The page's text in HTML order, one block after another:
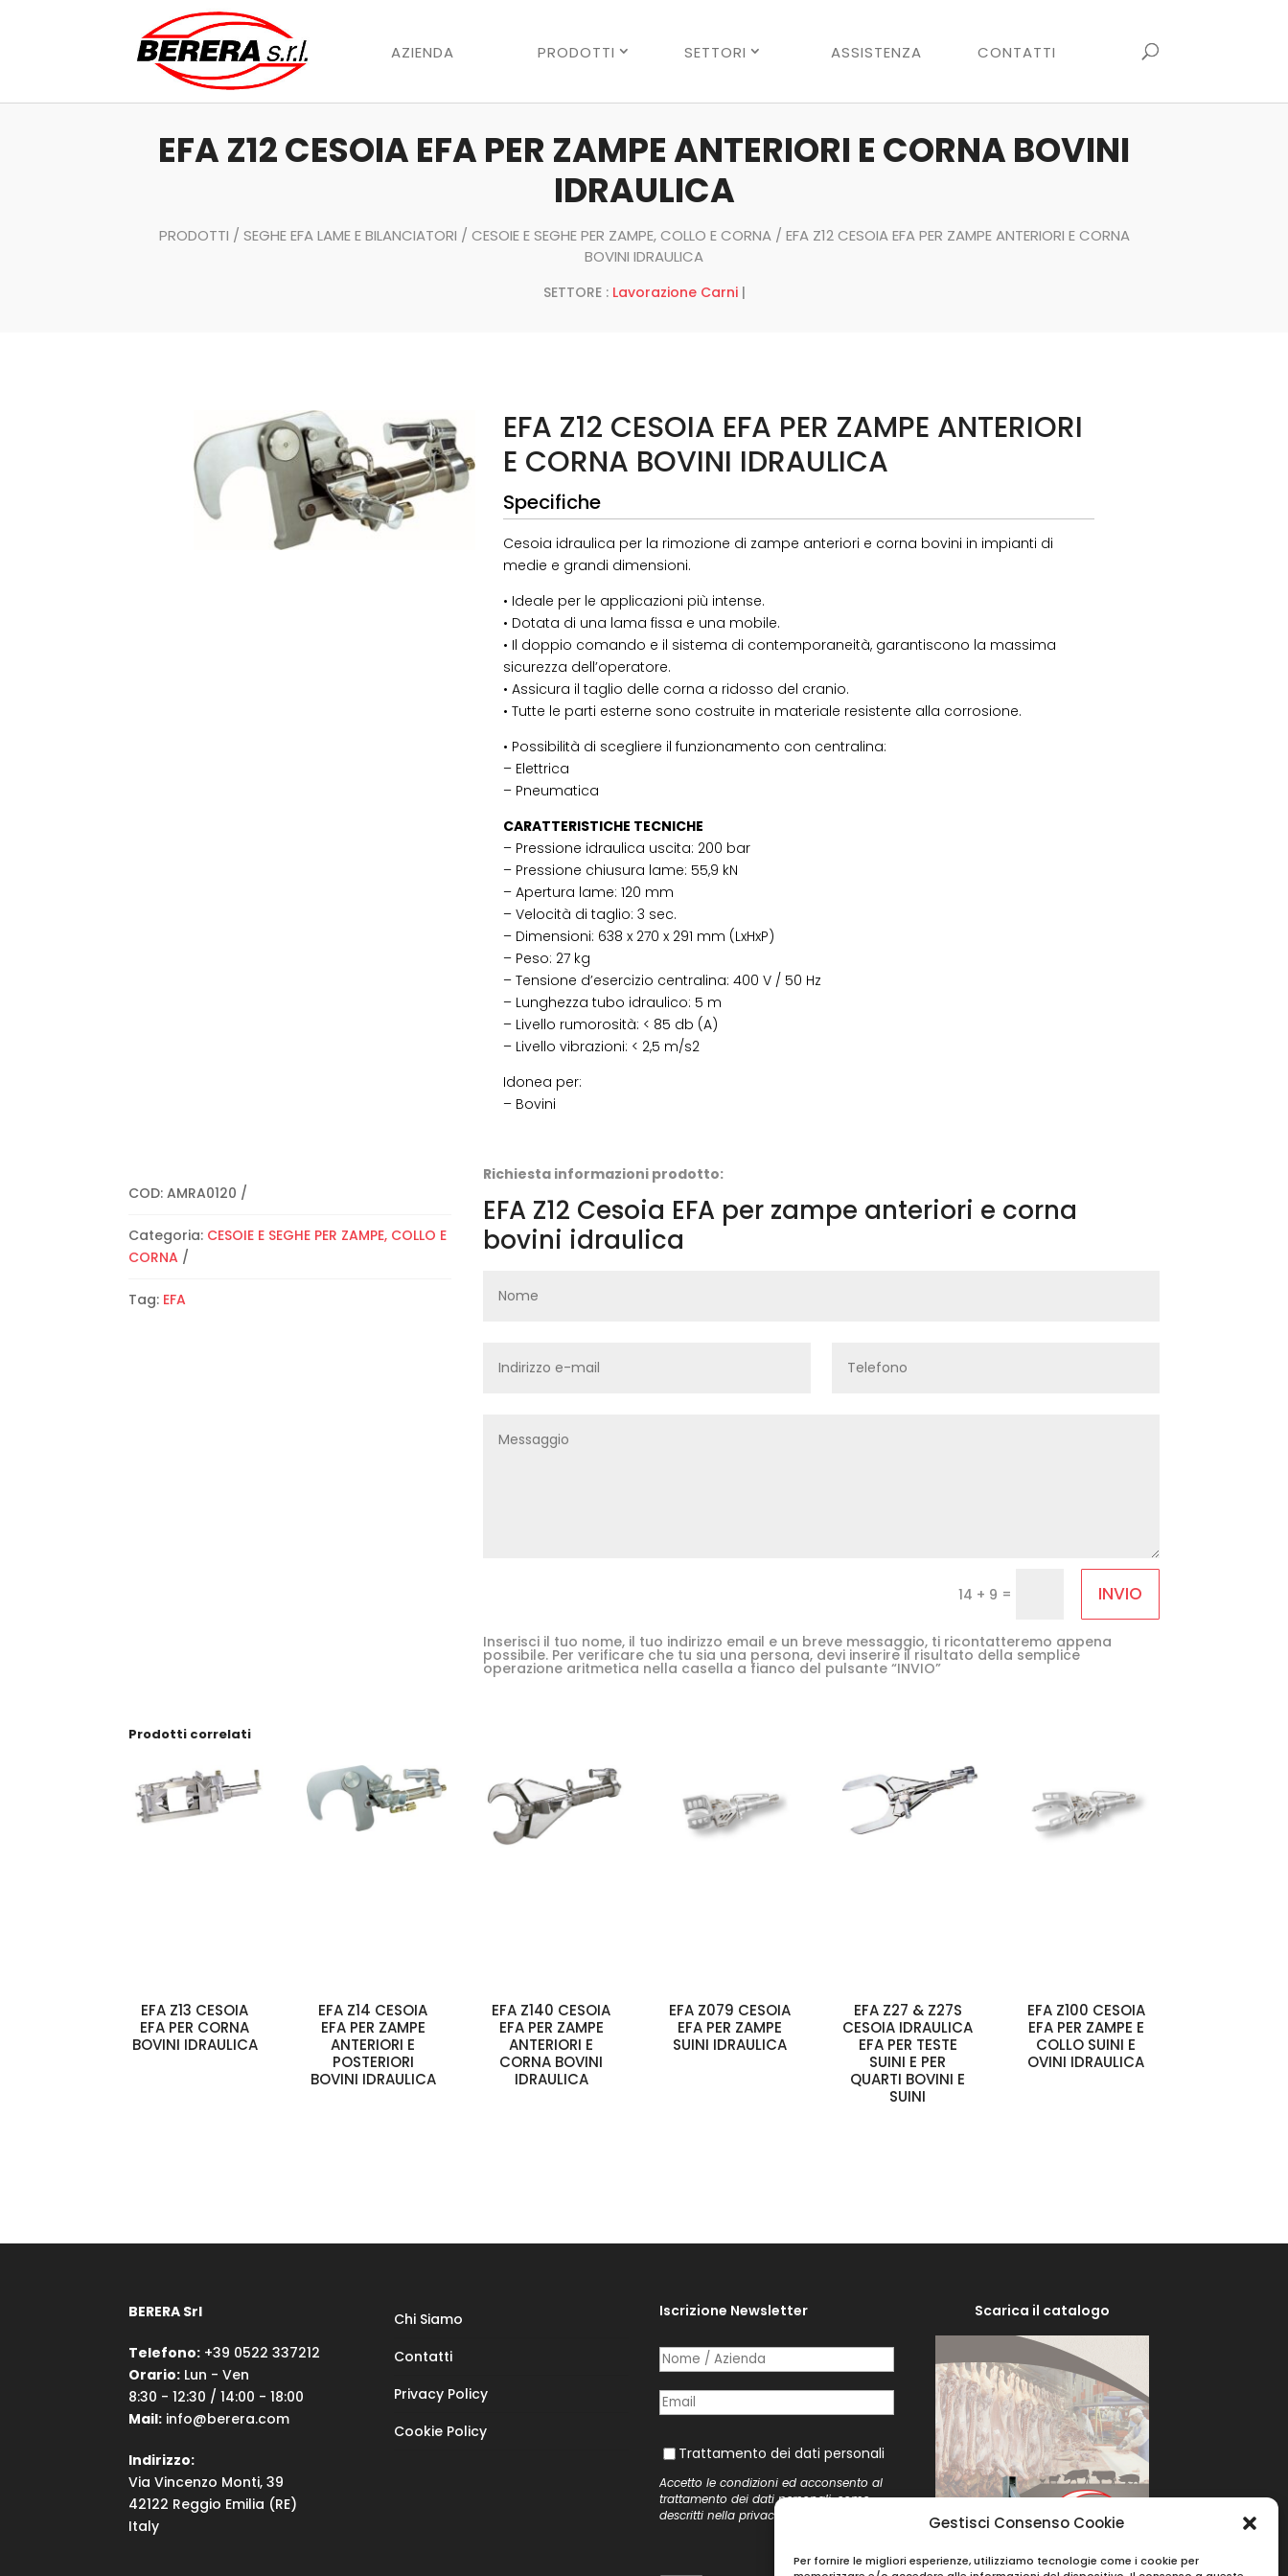
Gestisci Consenso Cookie
Per fornire le migliori esperienze, utilizziamo tecnologie come i cookie per
AZIENDA PRODOTTI SETTORI ASSISTENZA CONTATTI
EFA Z12 CESOIA EFA PER ZAMPE ANTERIORI E CORNA BOVINI
IDRAULICA
PRODOTTI / SEGHE EFA LAME E BILANCIATORI / CESOIE E SEGHE PER ZAMPE, COLLO E CORNA/ EFA Z12 CESOIA EFA PER ZAMPE ANTERIORI E CORNA
BOVINI IDRAULICA
SETTORE : Lavorazione Carni|
EFA Z12 CESOIA EFA PER ZAMPE ANTERIORI
E CORNA BOVINI IDRAULICA
Specifiche
Cesoia idraulica per la rimozione di zampe anteriori e corna bovini in impianti di
medie e grandi dimensioni.
• Ideale per le applicazioni più intense.
• Dotata di una lama fissa e una mobile.
• Il doppio comando e il sistema di contemporaneità, garantiscono la massima
sicurezza dell’operatore.
• Assicura il taglio delle corna a ridosso del cranio.
• Tutte le parti esterne sono costruite in materiale resistente alla corrosione.
• Possibilità di scegliere il funzionamento con centralina:
– Elettrica
– Pneumatica
CARATTERISTICHE TECNICHE
– Pressione idraulica uscita: 200 bar
– Pressione chiusura lame: 55,9 kN
– Apertura lame: 120 mm
– Velocità di taglio: 3 sec.
– Dimensioni: 638 x 270 x 291 mm (LxHxP)
– Peso: 27 kg
– Tensione d’esercizio centralina: 400 V / 50 Hz
– Lunghezza tubo idraulico: 5 m
– Livello rumorosità: < 85 db (A)
– Livello vibrazioni: < 2,5 m/s2
Idonea per:
– Bovini
COD:AMRA0120
Categoria: CESOIE E SEGHE PER ZAMPE, COLLO E
CORNA
Tag: EFA
Richiesta informazioni prodotto:
EFA Z12 Cesoia EFA per zampe anteriori e corna
bovini idraulica
14 + 9 = INVIO
Inserisci il tuo nome, il tuo indirizzo email e un breve messaggio, ti ricontatteremo appena
possibile. Per verificare che tu sia una persona, devi inserire il risultato della semplice
operazione aritmetica nella casella a fianco del pulsante “INVIO”
Prodotti correlati
EFA Z13 CESOIA
EFA PER CORNA
BOVINI IDRAULICA
EFA Z14 CESOIA
EFA PER ZAMPE
ANTERIORI E
POSTERIORI
BOVINI IDRAULICA
EFA Z140 CESOIA
EFA PER ZAMPE
ANTERIORI E
CORNA BOVINI
IDRAULICA
EFA Z079 CESOIA
EFA PER ZAMPE
SUINI IDRAULICA
EFA Z27 & Z27S
CESOIA IDRAULICA
EFA PER TESTE
SUINI E PER
QUARTI BOVINI E
SUINI
EFA Z100 CESOIA
EFA PER ZAMPE E
COLLO SUINI E
OVINI IDRAULICA
BERERA Srl
Telefono: +39 0522 337212
Orario: Lun - Ven
8:30 - 12:30 / 14:00 - 18:00
Mail: info@berera.com
Indirizzo:
Via Vincenzo Monti, 39
42122 Reggio Emilia (RE)
Italy
Chi Siamo
Contatti
Privacy Policy
Cookie Policy
Iscrizione Newsletter
Nome /​ Azienda
Posta elettronica
Trattamento dei dati personali
Trattamento dei dati personali
Accetto le condizioni ed acconsento al
trattamento dei dati personali, come
descritti nellaprivacy policy
Scarica il catalogo